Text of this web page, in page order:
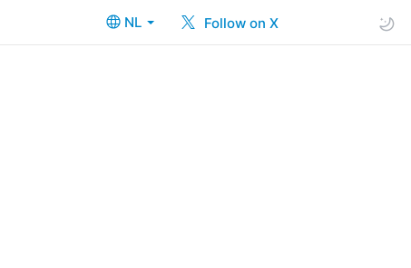
NL Follow on X